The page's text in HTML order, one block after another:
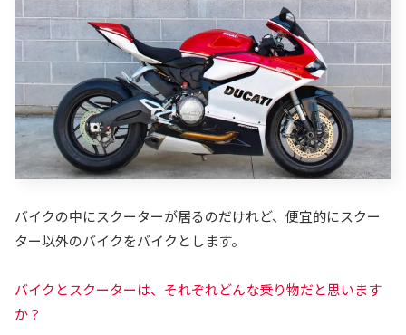
バイクの中にスクーターが居るのだけれど、便宜的にスクー
ター以外のバイクをバイクとします。
バイクとスクーターは、それぞれどんな乗り物だと思います
か？